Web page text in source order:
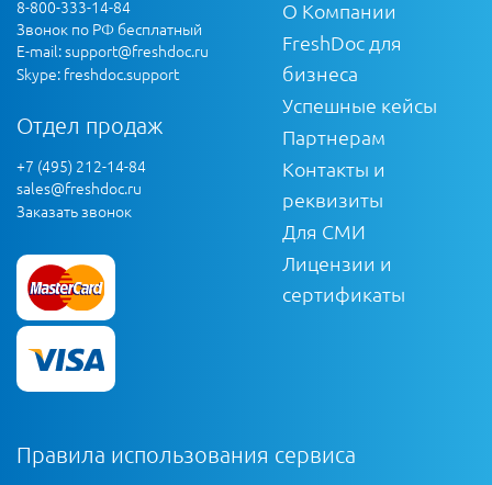
8-800-333-14-84
Звонок по РФ бесплатный
E-mail:support@freshdoc.ru
Skype: freshdoc.support
Отдел продаж
+7 (495) 212-14-84
sales@freshdoc.ru
Заказать звонок
О Компании
FreshDoc для
бизнеса
Успешные кейсы
Партнерам
Контакты и
реквизиты
Для СМИ
Лицензии и
сертификаты
Правила использования сервиса